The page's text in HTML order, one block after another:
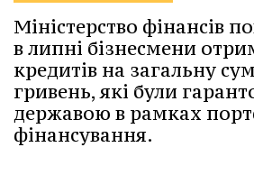
Міністерство фінансів
в липні бізнесмени
кредитів на загальну
гривень, які були
державою в рамках
фінансування.